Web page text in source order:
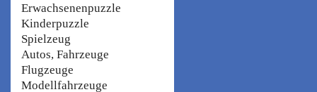
Erwachsenenpuzzle
Kinderpuzzle
Spielzeug
Autos, Fahrzeuge
Flugzeuge
Modellfahrzeuge